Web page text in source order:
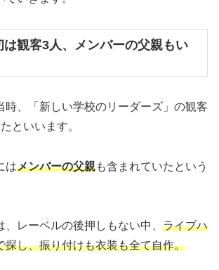
は観客3人、メンバーの父親もい
時、「新しい学校のリーダーズ」の観客
といいます。
はメンバーの父親も含まれていたという
、レーベルの後押しもない中、 ライブハ
探し、振り付けも衣装も全て自作。